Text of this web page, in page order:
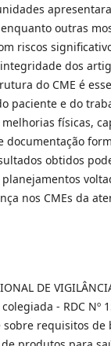
outras
riscos
dos
do CME é
paciente e do
físicas,
documentação
obtidos
nos CMEs da
DE
- RDC Nº
sobre requisitos de